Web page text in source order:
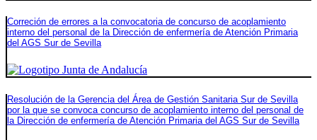
Correción de errores a la convocatoria de concurso de acoplamiento
interno del personal de la Dirección de enfermería de Atención Primaria
del AGS Sur de Sevilla
Resolución de la Gerencia del Área de Gestión Sanitaria Sur de Sevilla
por la que se convoca concurso de acoplamiento interno del personal de
la Dirección de enfermería de Atención Primaria del AGS Sur de Sevilla